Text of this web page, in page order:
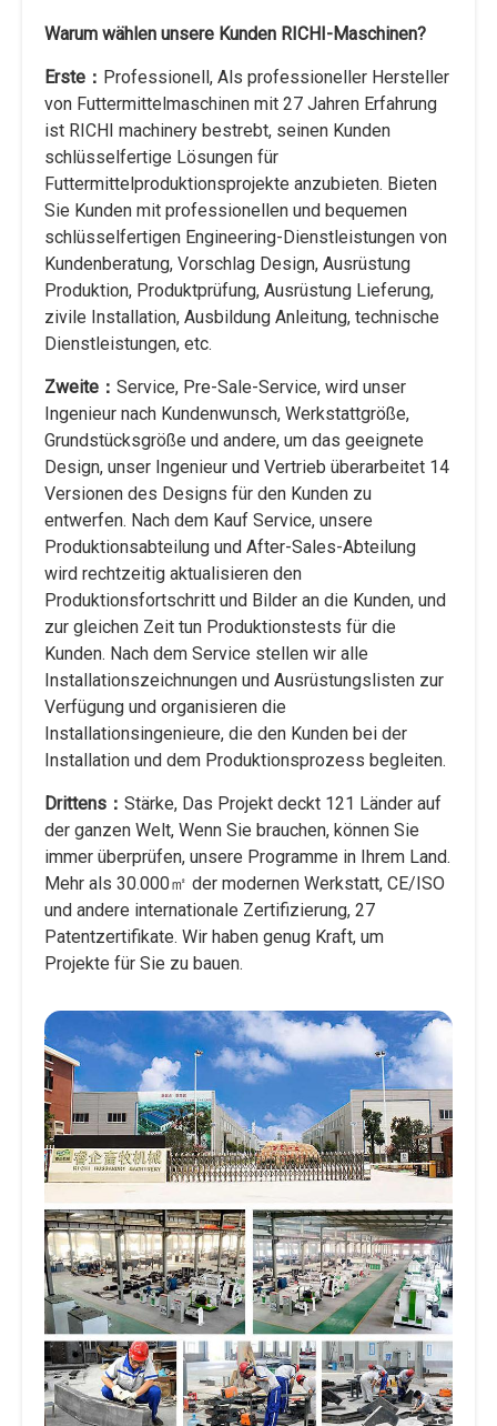
Warum wählen unsere Kunden RICHI-Maschinen?
Erste： Professionell, Als professioneller Hersteller
von Futtermittelmaschinen mit 27 Jahren Erfahrung
ist RICHI machinery bestrebt, seinen Kunden
schlüsselfertige Lösungen für
Futtermittelproduktionsprojekte anzubieten. Bieten
Sie Kunden mit professionellen und bequemen
schlüsselfertigen Engineering-Dienstleistungen von
Kundenberatung, Vorschlag Design, Ausrüstung
Produktion, Produktprüfung, Ausrüstung Lieferung,
zivile Installation, Ausbildung Anleitung, technische
Dienstleistungen, etc.
Zweite： Service, Pre-Sale-Service, wird unser
Ingenieur nach Kundenwunsch, Werkstattgröße,
Grundstücksgröße und andere, um das geeignete
Design, unser Ingenieur und Vertrieb überarbeitet 14
Versionen des Designs für den Kunden zu
entwerfen. Nach dem Kauf Service, unsere
Produktionsabteilung und After-Sales-Abteilung
wird rechtzeitig aktualisieren den
Produktionsfortschritt und Bilder an die Kunden, und
zur gleichen Zeit tun Produktionstests für die
Kunden. Nach dem Service stellen wir alle
Installationszeichnungen und Ausrüstungslisten zur
Verfügung und organisieren die
Installationsingenieure, die den Kunden bei der
Installation und dem Produktionsprozess begleiten.
Drittens： Stärke, Das Projekt deckt 121 Länder auf
der ganzen Welt, Wenn Sie brauchen, können Sie
immer überprüfen, unsere Programme in Ihrem Land.
Mehr als 30.000㎡ der modernen Werkstatt, CE/ISO
und andere internationale Zertifizierung, 27
Patentzertifikate. Wir haben genug Kraft, um
Projekte für Sie zu bauen.